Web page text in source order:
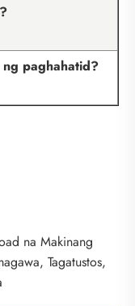
paghahatid?
na Makinang
Tagatustos,